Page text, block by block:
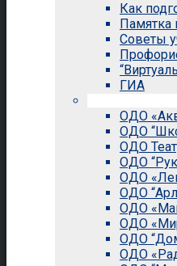
Как
Памятка
Советы
ГИА
ОДО
ОДО
ОДО
ОДО
ОДО
ОДО
ОДО
ОДО
ОДО
ОДО